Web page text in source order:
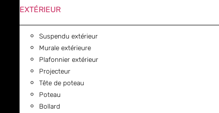
EXTÉRIEUR
Suspendu extérieur
Murale extérieure
Plafonnier extérieur
Projecteur
Tête de poteau
Poteau
Bollard